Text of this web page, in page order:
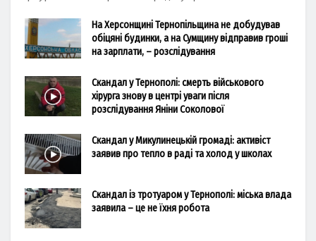
На Херсонщині Тернопільщина не добудував
обіцяні будинки, а на Сумщину відправив гроші
на зарплати, – розслідування
Скандал у Тернополі: смерть військового
хірурга знову в центрі уваги після
розслідування Яніни Соколової
Скандал у Микулинецькій громаді: активіст
заявив про тепло в раді та холод у школах
Скандал із тротуаром у Тернополі: міська влада
заявила – це не їхня робота